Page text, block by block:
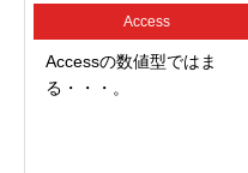
Access
Accessの数値型ではま
る・・・。